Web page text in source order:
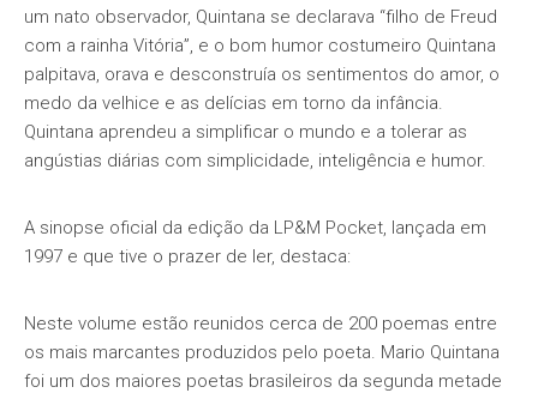
um nato observador, Quintana se declarava “filho de Freud
com a rainha Vitória”, e o bom humor costumeiro Quintana
palpitava, orava e desconstruía os sentimentos do amor, o
medo da velhice e as delícias em torno da infância.
Quintana aprendeu a simplificar o mundo e a tolerar as
angústias diárias com simplicidade, inteligência e humor.
A sinopse oficial da edição da LP&M Pocket, lançada em
1997 e que tive o prazer de ler, destaca:
Neste volume estão reunidos cerca de 200 poemas entre
os mais marcantes produzidos pelo poeta. Mario Quintana
foi um dos maiores poetas brasileiros da segunda metade